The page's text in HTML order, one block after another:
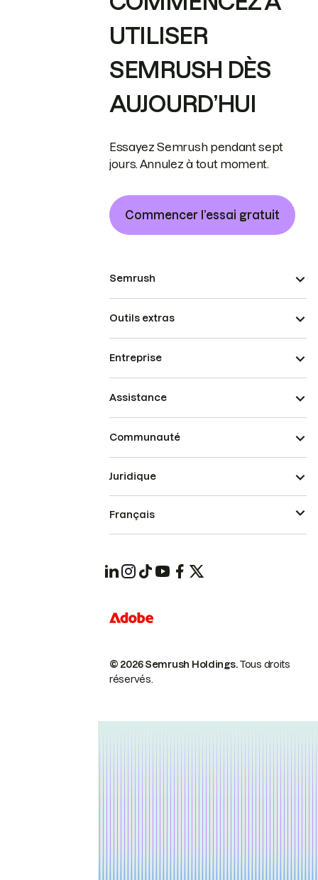
UTILISER
SEMRUSH DÈS
AUJOURD’HUI
Essayez Semrush pendant sept
jours. Annulez à tout moment.
Commencer l’essai gratuit
Semrush
Outils extras
Entreprise
Assistance
Communauté
© 2026 Semrush Holdings.Tous droits
réservés.
Juridique
Français